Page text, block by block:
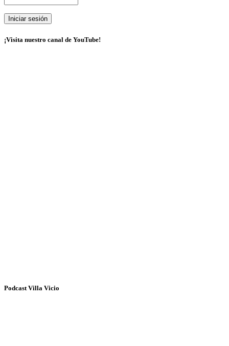
¡Visita nuestro canal de YouTube!
Podcast Villa Vicio